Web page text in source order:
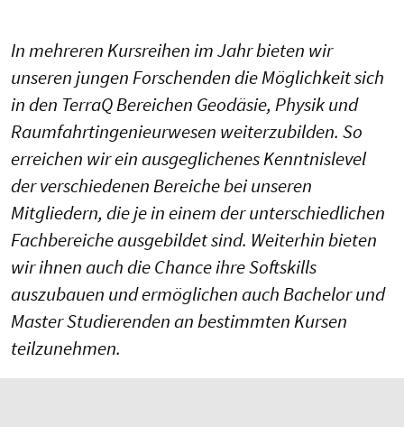
In mehreren Kursreihen im Jahr bieten wir
unseren jungen Forschenden die Möglichkeit sich
in den TerraQ Bereichen Geodäsie, Physik und
Raumfahrtingenieurwesen weiterzubilden. So
erreichen wir ein ausgeglichenes Kenntnislevel
der verschiedenen Bereiche bei unseren
Mitgliedern, die je in einem der unterschiedlichen
Fachbereiche ausgebildet sind. Weiterhin bieten
wir ihnen auch die Chance ihre Softskills
auszubauen und ermöglichen auch Bachelor und
Master Studierenden an bestimmten Kursen
teilzunehmen.